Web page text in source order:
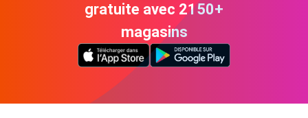
gratuite avec 2150+
magasins